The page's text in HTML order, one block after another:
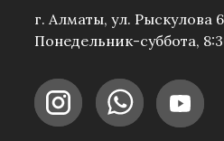
г. Алматы, ул. Рыскулова
Понедельник-суббота,